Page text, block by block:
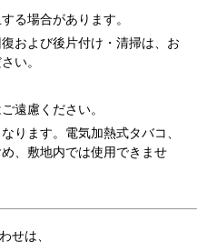
る場合があります。
および後片付け・清掃は、お
い。
遠慮ください。
ります。電気加熱式タバコ、
、敷地内では使用できませ
せは、